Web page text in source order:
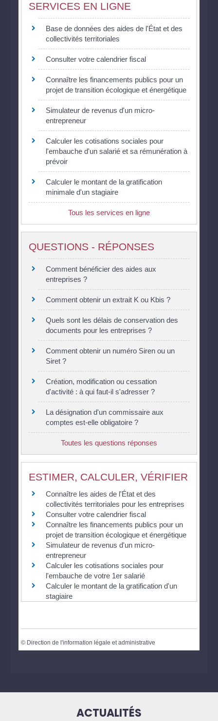
SERVICES EN LIGNE
Base de données des aides de l'État et des
collectivités territoriales
Consulter votre calendrier fiscal
Connaître les financements publics pour un
projet de transition écologique et énergétique
Simulateur de revenus d'un micro-
entrepreneur
Calculer les cotisations sociales pour
l'embauche d'un salarié et sa rémunération à
prévoir
Calculer le montant de la gratification
minimale d'un stagiaire
Tous les services en ligne
QUESTIONS - RÉPONSES
Comment bénéficier des aides aux
entreprises ?
Comment obtenir un extrait K ou Kbis ?
Quels sont les délais de conservation des
documents pour les entreprises ?
Comment obtenir un numéro Siren ou un
Siret ?
Création, modification ou cessation
d'activité : à qui faut-il s'adresser ?
La désignation d'un commissaire aux
comptes est-elle obligatoire ?
Toutes les questions réponses
ESTIMER, CALCULER, VÉRIFIER
Connaître les aides de l'État et des
collectivités territoriales pour les entreprises
Consulter votre calendrier fiscal
Connaître les financements publics pour un
projet de transition écologique et énergétique
Simulateur de revenus d'un micro-
entrepreneur
Calculer les cotisations sociales pour
l'embauche de votre 1er salarié
Calculer le montant de la gratification d'un
stagiaire
© Direction de l'information légale et administrative
ACTUALITÉS